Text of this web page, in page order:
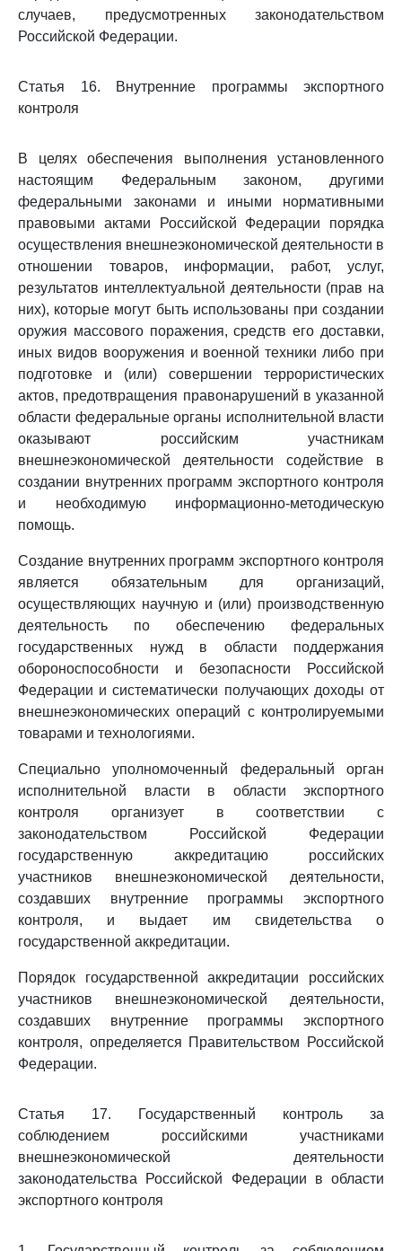
случаев, предусмотренных законодательством
Российской Федерации.
Статья 16. Внутренние программы экспортного
контроля
В целях обеспечения выполнения установленного
настоящим Федеральным законом, другими
федеральными законами и иными нормативными
правовыми актами Российской Федерации порядка
осуществления внешнеэкономической деятельности в
отношении товаров, информации, работ, услуг,
результатов интеллектуальной деятельности (прав на
них), которые могут быть использованы при создании
оружия массового поражения, средств его доставки,
иных видов вооружения и военной техники либо при
подготовке и (или) совершении террористических
актов, предотвращения правонарушений в указанной
области федеральные органы исполнительной власти
оказывают российским участникам
внешнеэкономической деятельности содействие в
создании внутренних программ экспортного контроля
и необходимую информационно-методическую
помощь.
Создание внутренних программ экспортного контроля
является обязательным для организаций,
осуществляющих научную и (или) производственную
деятельность по обеспечению федеральных
государственных нужд в области поддержания
обороноспособности и безопасности Российской
Федерации и систематически получающих доходы от
внешнеэкономических операций с контролируемыми
товарами и технологиями.
Специально уполномоченный федеральный орган
исполнительной власти в области экспортного
контроля организует в соответствии с
законодательством Российской Федерации
государственную аккредитацию российских
участников внешнеэкономической деятельности,
создавших внутренние программы экспортного
контроля, и выдает им свидетельства о
государственной аккредитации.
Порядок государственной аккредитации российских
участников внешнеэкономической деятельности,
создавших внутренние программы экспортного
контроля, определяется Правительством Российской
Федерации.
Статья 17. Государственный контроль за
соблюдением российскими участниками
внешнеэкономической деятельности
законодательства Российской Федерации в области
экспортного контроля